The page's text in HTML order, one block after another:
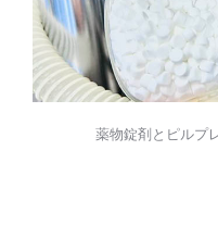
薬物錠剤とピルプ